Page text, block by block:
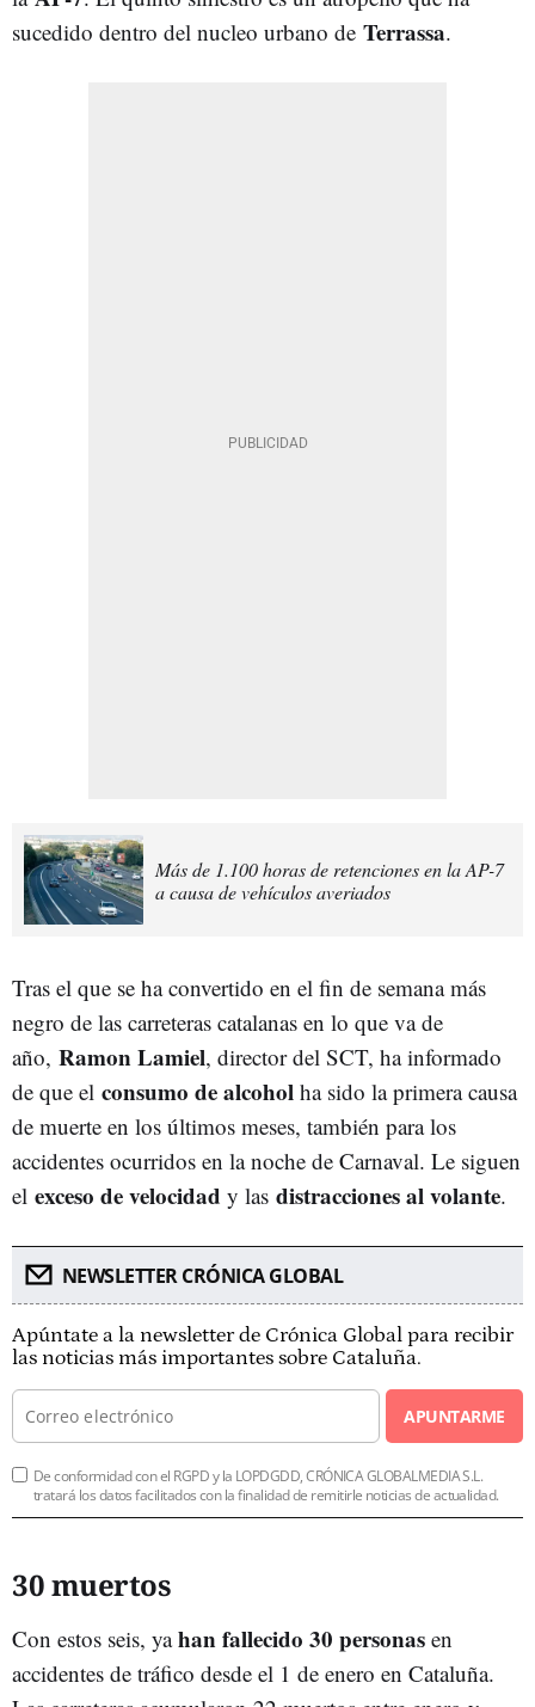
sucedido dentro del nucleo urbano de Terrassa.
Más de 1.100 horas de retenciones en la AP-7
a causa de vehículos averiados
Tras el que se ha convertido en el fin de semana más
negro de las carreteras catalanas en lo que va de
año, Ramon Lamiel, director del SCT, ha informado
de que el consumo de alcohol ha sido la primera causa
de muerte en los últimos meses, también para los
accidentes ocurridos en la noche de Carnaval. Le siguen
el exceso de velocidad y las distracciones al volante.
NEWSLETTER CRÓNICA GLOBAL
Apúntate a la newsletter de Crónica Global para recibir
las noticias más importantes sobre Cataluña.
APUNTARME
De conformidad con el RGPD y la LOPDGDD, CRÓNICA GLOBALMEDIA S.L.
tratará los datos facilitados con la finalidad de remitirle noticias de actualidad.
30 muertos
Con estos seis, yahan fallecido 30 personas en
accidentes de tráfico desde el 1 de enero en Cataluña.